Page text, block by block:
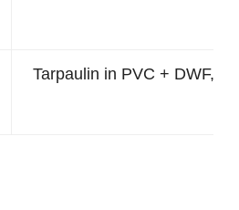
Tarpaulin in PVC + DWF,